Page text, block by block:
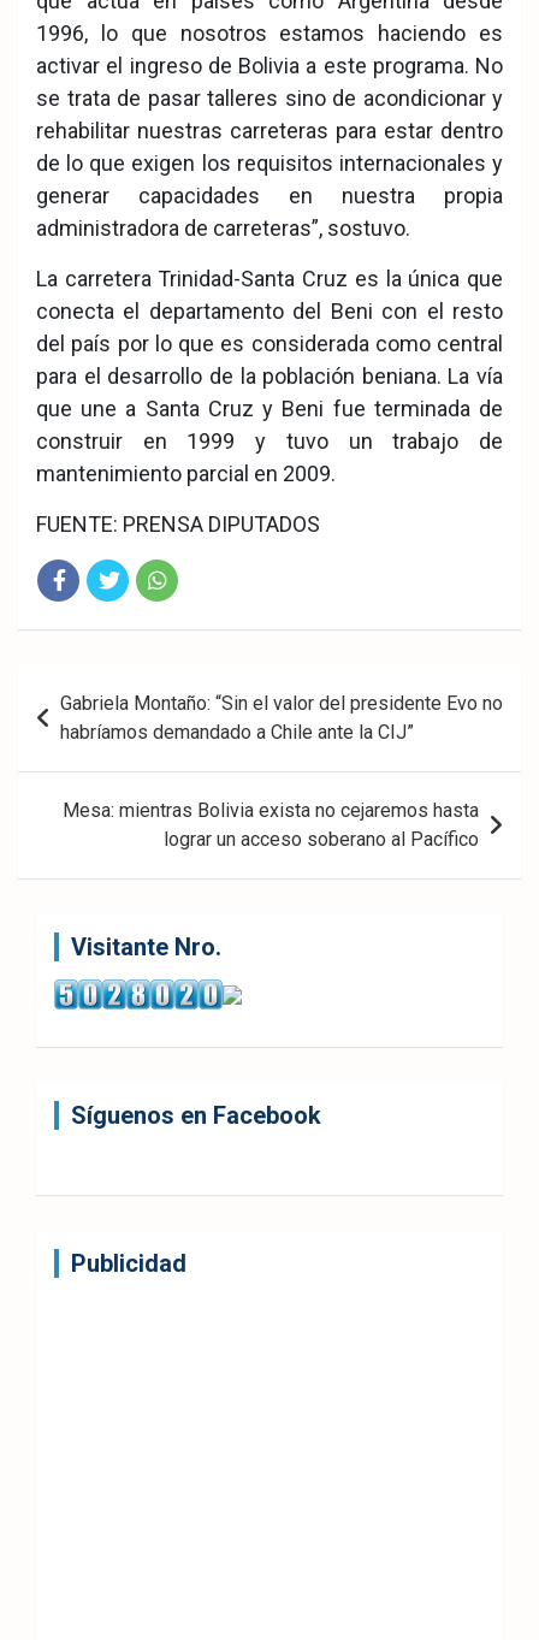
1996, lo que nosotros estamos haciendo es
activar el ingreso de Bolivia a este programa. No
se trata de pasar talleres sino de acondicionar y
rehabilitar nuestras carreteras para estar dentro
de lo que exigen los requisitos internacionales y
generar capacidades en nuestra propia
administradora de carreteras”, sostuvo.
La carretera Trinidad-Santa Cruz es la única que
conecta el departamento del Beni con el resto
del país por lo que es considerada como central
para el desarrollo de la población beniana. La vía
que une a Santa Cruz y Beni fue terminada de
construir en 1999 y tuvo un trabajo de
mantenimiento parcial en 2009.
FUENTE: PRENSA DIPUTADOS
ook
pp
Navegación
de
entradas
Gabriela Montaño: “Sin el valor del presidente Evo no
habríamos demandado a Chile ante la CIJ”
Mesa: mientras Bolivia exista no cejaremos hasta
lograr un acceso soberano al Pacífico
Visitante Nro.
Síguenos en Facebook
Publicidad